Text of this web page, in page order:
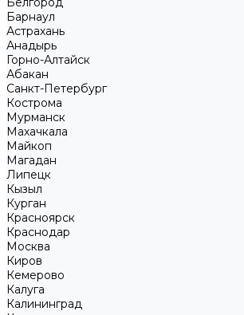
Барнаул
Астрахань
Анадырь
Горно-Алтайск
Абакан
Санкт-Петербург
Кострома
Мурманск
Махачкала
Майкоп
Магадан
Липецк
Кызыл
Курган
Красноярск
Краснодар
Москва
Киров
Кемерово
Калуга
Калининград